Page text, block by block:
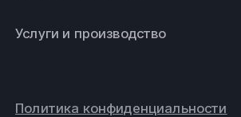
Услуги и производство
Политика конфиденциальности